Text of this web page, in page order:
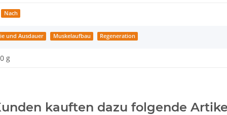
Nach
und Ausdauer Muskelaufbau Regeneration
g
kauften dazu folgende